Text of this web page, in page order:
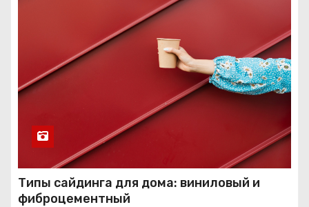
Типы сайдинга для дома: виниловый и
фиброцементный